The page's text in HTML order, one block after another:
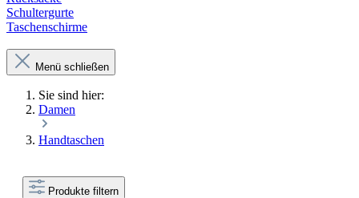
Schultergurte
Taschenschirme
Menü schließen
Sie sind hier:
Damen
Handtaschen
Produkte filtern